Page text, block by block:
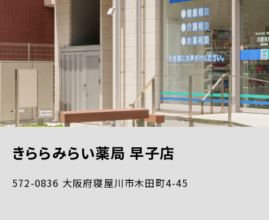
きららみらい薬局 早子店
572-0836 大阪府寝屋川市木田町4-45